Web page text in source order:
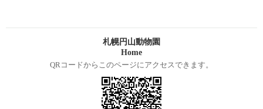
札幌円山動物園
Home
QRコードからこのページにアクセスできます。